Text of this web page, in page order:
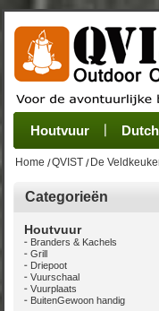
Houtvuur
Grillplaat & ijzers
Oogsten
Sets Stoves
Home QVIST De
Categorieën
Houtvuur
Branders & Kachels
Grill
Driepoot
Vuurschaal
Vuurplaats
BuitenGewoon handig